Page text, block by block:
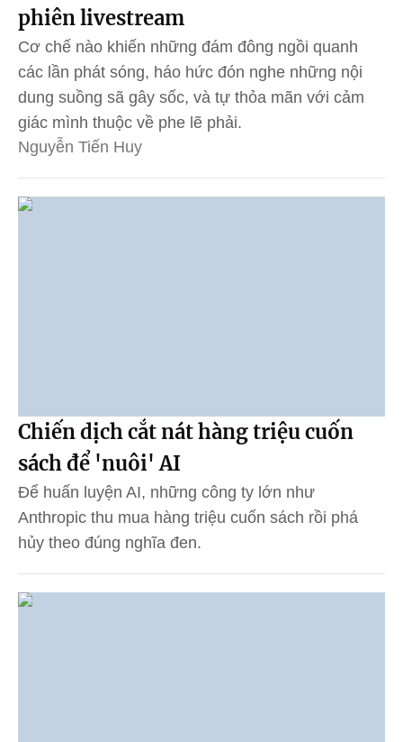
phiên livestream
Cơ chế nào khiến những đám đông ngồi quanh
các lần phát sóng, háo hức đón nghe những nội
dung suồng sã gây sốc, và tự thỏa mãn với cảm
giác mình thuộc về phe lẽ phải.
Nguyễn Tiến Huy
Chiến dịch cắt nát hàng triệu cuốn
sách để 'nuôi' AI
Để huấn luyện AI, những công ty lớn như
Anthropic thu mua hàng triệu cuốn sách rồi phá
hủy theo đúng nghĩa đen.